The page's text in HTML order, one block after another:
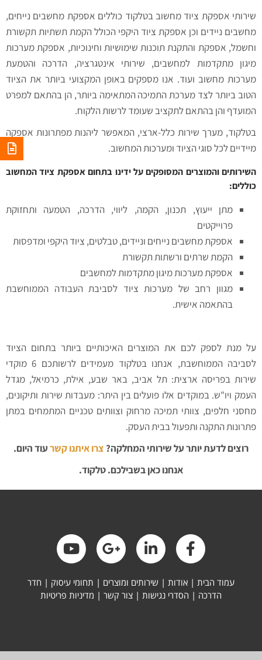
שירותי אספקת ציוד מחשוב בטלקוד כוללים אספקת מחשבים נייחים,
מחשבים ניידים וכן אספקת ציוד היקפי הכולל הקמת תשתיות תקשורת
וחשמל, אספקת והתקנת תוכנות שימושיות וחינוכיות, אספקת מערכות
מיגון מתקדמות למחשבים, שירותי אינטגרציה, הדרכה והטמעת
מערכות מחשוב ועוד. אנו מספקים באופן המקצועי ביותר את הציוד
הטוב ביותר לצד מערכת התמיכה המתאימה ביותר, הן בהתאם למפרט
המועדף והן בהתאם לתקציב שעומד לרשות הלקוח.
בטלקוד, מערך שירות כלל-ארצי, המאפשר ליהנות מפתרונות אספקה
מיידיים לכל סוגי הציוד ומערכות המחשוב.
השירותים והמוצרים המסופקים על ידינו בתחום אספקת ציוד המחשוב
כוללים:
מתן ייעוץ, תכנון, הקמה, ליווי, הדרכה, הטמעה ותחזוקת
פרוייקטים
אספקת מחשבים נייחים וניידים, טבלטים, ציוד היקפי ומדפסות
הקמת שרתים ורשתות תקשורת
אספקת מערכות מיגון מתקדמות למחשבים
מגוון רחב של מערכות ציוד לסביבת העבודה הממוחשבת
בהתאמה אישית.
על מנת לספק לכם את המוצרים האיכותיים ביותר בתחום הציוד
לסביבה הממוחשבת, אנחנו בטלקוד מעמידים לרשותכם 6 מוקדי
שירות בפריסה ארצית: תל אביב, באר שבע, אילת, כרמיאל, מגדל
העמק ויו"ש. במוקדים אלו פועלים בין היתר: מעבדות שירות ותיקונים,
מחסני חלפים, צוותי תמיכה מרחוק וצוותים טכניים המתמחים במתן
פתרונות התקנה ותפעול בבית העסק.
רוצים לדעת יותר על שירותי המחלקה? צרו איתנו קשרעוד היום.
אנחנו כאן בשבילכם. טלקוד.
עמוד הבית | אודות | שירותים ומוצרים | תחומי עיסוק | חדר
הדרכה | הסדרי נגישות | צור קשר | מדיניות פריטיות